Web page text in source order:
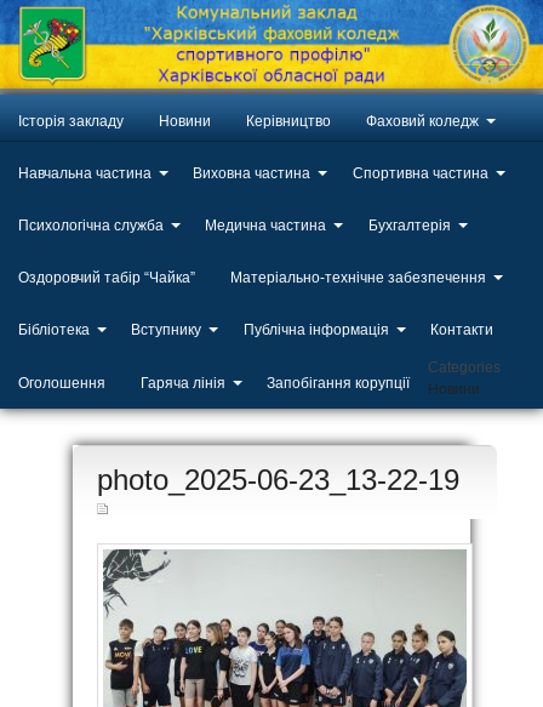
Історія закладу Новини Керівництво Фаховий коледж
Навчальна частина Виховна частина Спортивна частина
Психологічна служба Медична частина Бухгалтерія
Оздоровчий табір “Чайка” Матеріально-технічне забезпечення
Бібліотека Вступнику Публічна інформація Контакти
Оголошення Гаряча лінія Запобігання корупції
Categories
Новини
20
photo_2025-06-23_13-22-19